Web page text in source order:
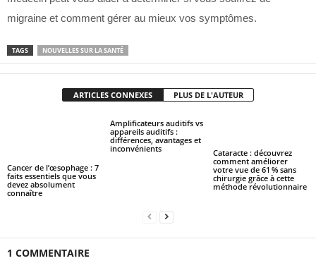
migraine et comment gérer au mieux vos symptômes.
TAGS NOUVELLES SUR LA SANTÉ
ARTICLES CONNEXES PLUS DE L'AUTEUR
Cancer de l’œsophage : 7
faits essentiels que vous
devez absolument
connaître
Amplificateurs auditifs vs
appareils auditifs :
différences, avantages et
inconvénients
Cataracte : découvrez
comment améliorer
votre vue de 61 % sans
chirurgie grâce à cette
méthode révolutionnaire
1 COMMENTAIRE